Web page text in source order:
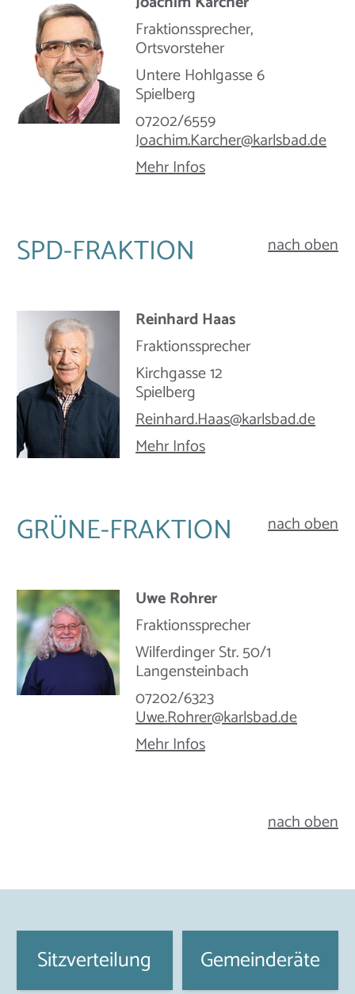
Fraktionssprecher,
Ortsvorsteher
Untere Hohlgasse 6
Spielberg
07202/6559
Joachim.Karcher@​karlsbad.de
Mehr Infos
nach oben
SPD-FRAKTION
Reinhard Haas
Fraktionssprecher
Kirchgasse 12
Spielberg
Reinhard.Haas@​karlsbad.de
Mehr Infos
nach oben
GRÜNE-FRAKTION
Uwe Rohrer
Fraktionssprecher
Wilferdinger Str. 50/1
Langensteinbach
07202/6323
Uwe.Rohrer@​karlsbad.de
Mehr Infos
nach oben
Sitzverteilung Gemeinderäte